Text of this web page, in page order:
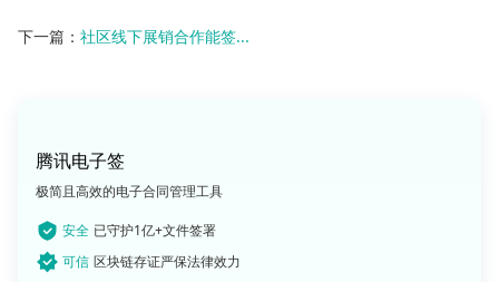
下一篇： 社区线下展销合作能签...
腾讯电子签
极简且高效的电子合同管理工具
安全 已守护1亿+文件签署
可信 区块链存证严保法律效力